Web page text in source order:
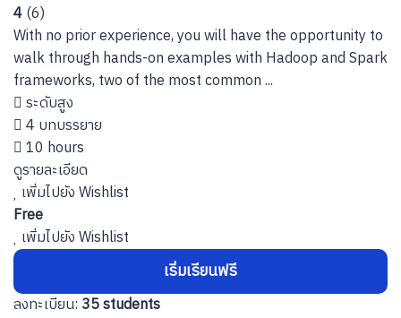
4(6)
With no prior experience, you will have the opportunity to
walk through hands-on examples with Hadoop and Spark
frameworks, two of the most common ...
ระดับสูง
4 บทบรรยาย
10 hours
ดูรายละเอียด
เพิ่มไปยัง Wishlist
Free
เพิ่มไปยัง Wishlist
เริ่มเรียนฟรี
ลงทะเบียน: 35 students